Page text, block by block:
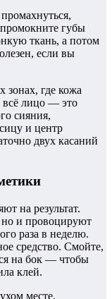
губы
ткань, а потом
если вы
зонах, где кожа
всё лицо — это
сияния,
и центр
двух касаний
на результат.
но и провоцируют
раза в неделю.
средство. Смойте,
на бок — чтобы
клей.
месте.